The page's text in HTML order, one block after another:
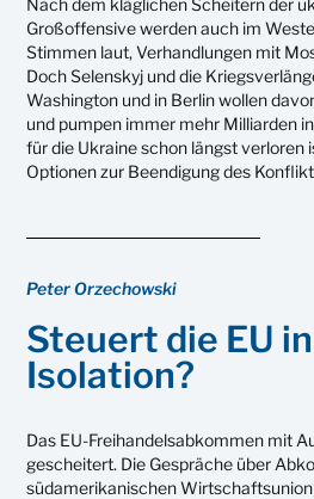
Großoffensive werden auch im
Stimmen laut, Verhandlungen mit
Doch Selenskyj und die
Washington und in Berlin wollen
und pumpen immer mehr Milliarden
für die Ukraine schon längst verloren
Optionen zur Beendigung des
Peter Orzechowski
Steuert die EU
Isolation?
Das EU-Freihandelsabkommen mit
gescheitert. Die Gespräche über
südamerikanischen